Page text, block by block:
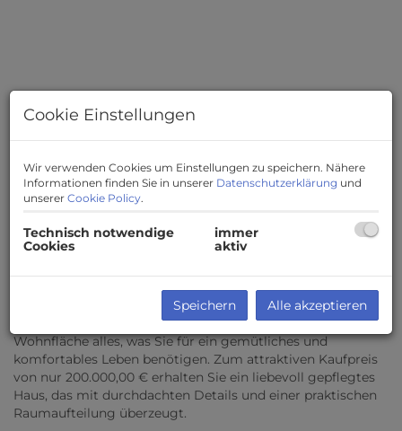
Willkommen in Ihrem neuen Zuhause in Drosendorf!
Dieses charmante Einfamilienhaus bietet auf 81 m²
Wohnfläche alles, was Sie für ein gemütliches und
komfortables Leben benötigen. Zum attraktiven Kaufpreis
von nur 200.000,00 € erhalten Sie ein liebevoll gepflegtes
Haus, das mit durchdachten Details und einer praktischen
Raumaufteilung überzeugt.
Cookie Einstellungen
Wir verwenden Cookies um Einstellungen zu speichern. Nähere
Informationen finden Sie in unserer Datenschutzerklärung und
unserer Cookie Policy.
Technisch notwendige
Cookies
immer
aktiv
Speichern Alle akzeptieren